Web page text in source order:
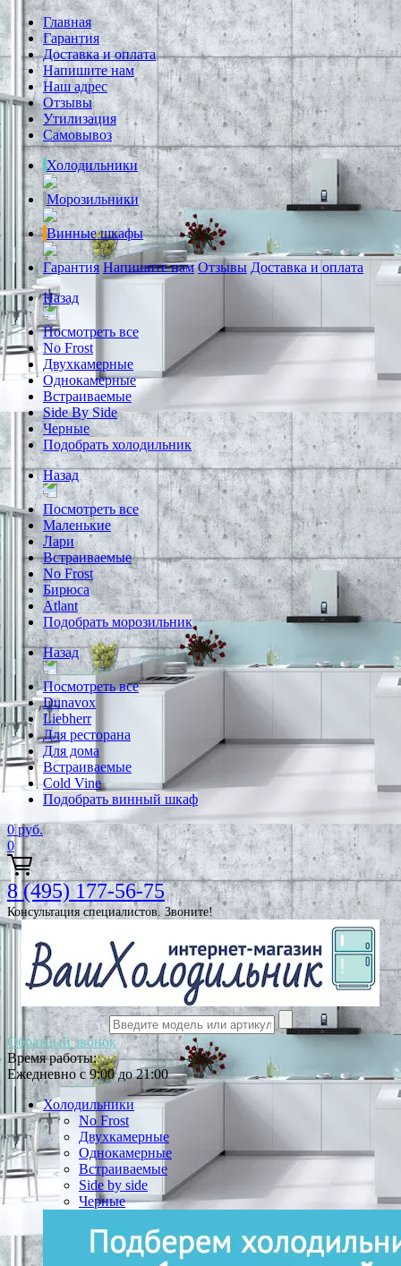
Главная
Гарантия
Доставка и оплата
Напишите нам
Наш адрес
Отзывы
Утилизация
Самовывоз
Холодильники
Морозильники
Винные шкафы
Гарантия Напишите нам Отзывы Доставка и оплата
Назад
Посмотреть все
No Frost
Двухкамерные
Однокамерные
Встраиваемые
Side By Side
Черные
Подобрать холодильник
Назад
Посмотреть все
Маленькие
Лари
Встраиваемые
No Frost
Бирюса
Atlant
Подобрать морозильник
Назад
Посмотреть все
Dunavox
Liebherr
Для ресторана
Для дома
Встраиваемые
Cold Vine
Подобрать винный шкаф
0 руб.
0
8 (495) 177-56-75
Консультация специалистов. Звоните!
Обратный звонок
Время работы:
Ежедневно с 9:00 до 21:00
Холодильники
No Frost
Двухкамерные
Однокамерные
Встраиваемые
Side by side
Черные